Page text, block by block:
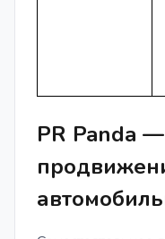
PR Panda